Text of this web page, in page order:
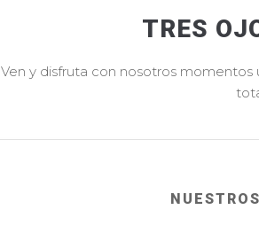
TRES
Ven y disfruta con nosotros momentos